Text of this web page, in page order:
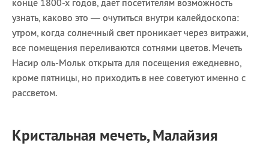
конце 1800-х годов, дает посетителям возможность
узнать, каково это — очутиться внутри калейдоскопа:
утром, когда солнечный свет проникает через витражи,
все помещения переливаются сотнями цветов. Мечеть
Насир оль-Мольк открыта для посещения ежедневно,
кроме пятницы, но приходить в нее советуют именно с
рассветом.
Кристальная мечеть, Малайзия